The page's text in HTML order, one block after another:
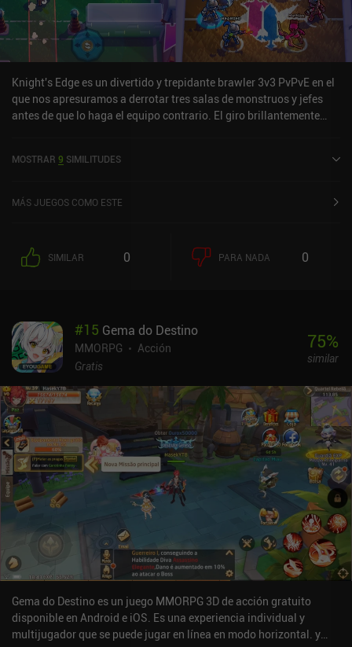
Knight's Edge es un divertido y trepidante brawler 3v3 PvPvE en el
que nos apresuramos a derrotar tres salas de monstruos y jefes
antes de que lo haga el equipo contrario. El giro brillantemente
atacarle para arruinar también su carrera.El sistema de combate
automáticamente cuando nos quedamos quietos, mientras que las
comportamientos y patrones de ataque únicos, y mezclados con
los oponentes que aparecen para meterse con nosotros, esto crea
mejoras que dependen del arma que tengamos equipada. Hay una
buena cantidad de tipos de armas diferentes con habilidades
distintas para adaptarse a cualquier estilo de juego. Estas armas
duplicados de armas que se obtienen a través de un camino de
progresión y pases de batalla gratuitos y de pago.Los controles
están bien, pero a menudo me encontré saltando cuando no era mi
intención. Además, los miembros del equipo que se desconectan
causan cierta frustración, ya que no son sustituidos por la IA. Por
último, el sistema de emparejamiento necesita mejorar, ya que a
menudo nos emparejamos con jugadores de mayor nivel, aunque
creo que esto se solucionará si el juego atrae a más jugadores.
Knight's Edge se monetiza a través de iAPs para cosméticos de
vanidad y cajas de botín para desbloquear y subir de nivel las
armas más rápido. Esto da a los jugadores de pago una ventaja de
pago para progresar más rápido.Lo más importante es que el
juego es superdivertido y, como mezcla perfecta de PvP y PvE,
merece la pena que lo pruebe cualquier fan de los juegos de lucha
o de las experiencias tipo Archero.
MOSTRAR 9 SIMILITUDES
MÁS JUEGOS COMO ESTE
SIMILAR 0 PARA NADA 0
#15 Gema do Destino
MMORPG
Acción
Gratis
75%
similar
Gema do Destino es un juego MMORPG 3D de acción gratuito
disponible en Android e iOS. Es una experiencia individual y
multijugador que se puede jugar en línea en modo horizontal. y